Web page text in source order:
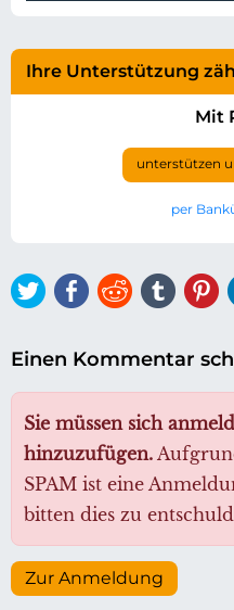
Ihre Unterstützung
Mit
unterstützen
per
TwitterFacebook
Reddit
Einen Kommentar
Sie müssen sich
hinzuzufügen.
SPAM ist eine
bitten dies zu
Zur Anmeldung